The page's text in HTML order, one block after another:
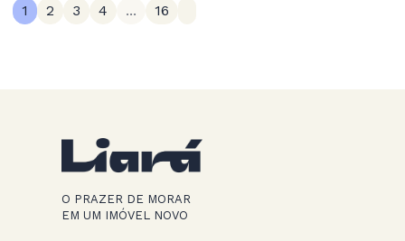
1 2 3 4 ... 16
O PRAZER DE MORAR
EM UM IMÓVEL NOVO